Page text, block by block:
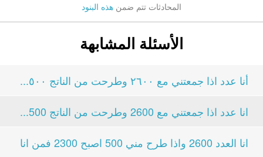
المحادثات تتم ضمن هذه البنود
الأسئلة المشابهة
أنا عدد اذا جمعتني مع ٢٦٠٠ وطرحت من الناتج ٥٠٠...
انا عدد اذا جمعتني مع 2600 وطرحت من الناتج 500...
انا العدد 2600 واذا طرح مني 500 اصبح 2300 فمن انا